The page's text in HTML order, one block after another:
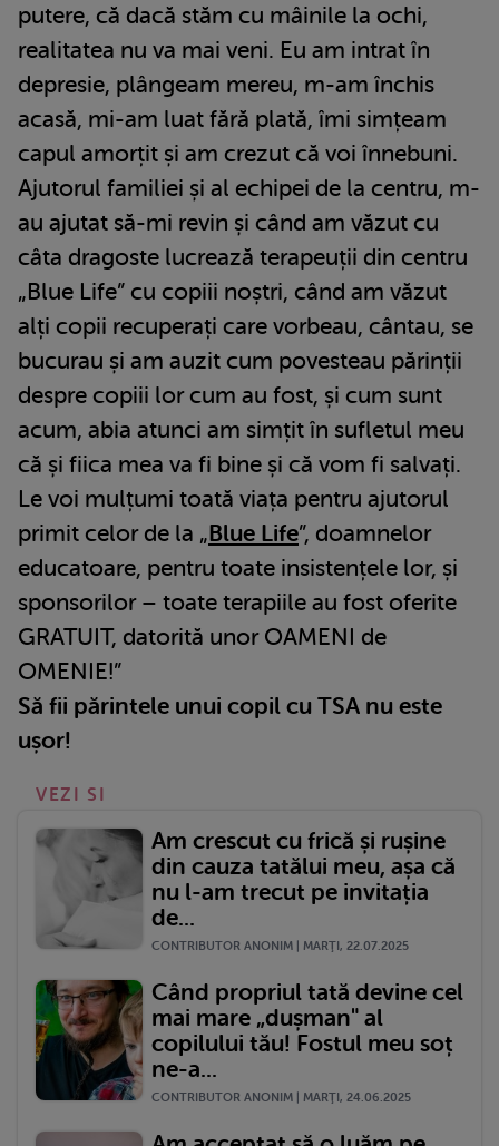
putere, că dacă stăm cu mâinile la ochi,
realitatea nu va mai veni. Eu am intrat în
depresie, plângeam mereu, m-am închis
acasă, mi-am luat fără plată, îmi simțeam
capul amorțit și am crezut că voi înnebuni.
Ajutorul familiei și al echipei de la centru, m-
au ajutat să-mi revin și când am văzut cu
câta dragoste lucrează terapeuții din centru
„Blue Life” cu copiii noștri, când am văzut
alți copii recuperați care vorbeau, cântau, se
bucurau și am auzit cum povesteau părinții
despre copiii lor cum au fost, și cum sunt
acum, abia atunci am simțit în sufletul meu
că și fiica mea va fi bine și că vom fi salvați.
Le voi mulțumi toată viața pentru ajutorul
primit celor de la „Blue Life”, doamnelor
educatoare, pentru toate insistențele lor, și
sponsorilor – toate terapiile au fost oferite
GRATUIT, datorită unor OAMENI de
OMENIE!”
Să fii părintele unui copil cu TSA nu este
ușor!
VEZI SI
Am crescut cu frică și rușine
din cauza tatălui meu, așa că
nu l-am trecut pe invitația
de...
CONTRIBUTOR ANONIM | MARŢI, 22.07.2025
Când propriul tată devine cel
mai mare „dușman" al
copilului tău! Fostul meu soț
ne-a...
CONTRIBUTOR ANONIM | MARŢI, 24.06.2025